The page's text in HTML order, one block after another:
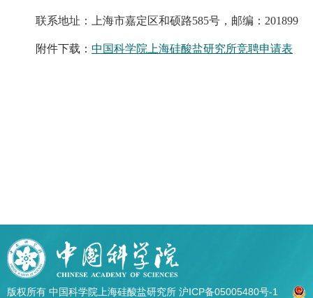
联系地址：上海市嘉定区和硕路585号，邮编：201899
附件下载： 中国科学院上海硅酸盐研究所竞聘申请表
版权所有 中国科学院上海硅酸盐研究所 沪ICP备05005480号-1